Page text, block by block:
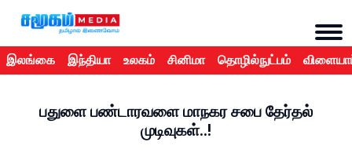
இலங்கை இந்தியா உலகம் சினிமா தொழில்நுட்பம்
பதுளை பண்டாரவளை மாநகர சபை தேர்தல்
முடிவுகள்..!